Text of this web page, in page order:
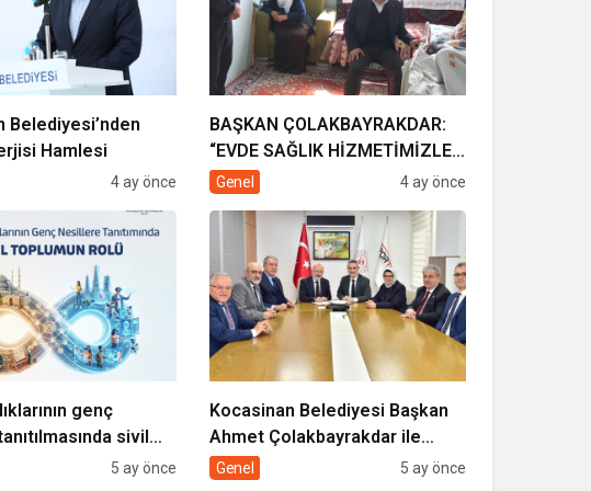
Belediyesi’nden
Hamlesi
4 ay önce
BAŞKAN ÇOLAKBAYRAKDAR:
“EVDE SAĞLIK HİZMETİMİZLE
DE GÖNÜLLERE
Genel 4 ay önce
genç
sivil
5 ay önce
Kocasinan Belediyesi Başkan
Ahmet Çolakbayrakdar ile
yeniliklere imza atıyor
Genel 5 ay önce